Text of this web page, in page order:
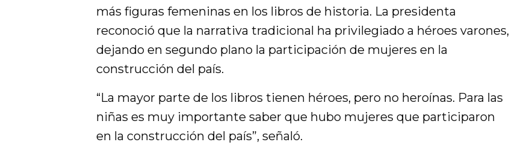
más figuras femeninas en los libros de historia. La presidenta
reconoció que la narrativa tradicional ha privilegiado a héroes varones,
dejando en segundo plano la participación de mujeres en la
construcción del país.
“La mayor parte de los libros tienen héroes, pero no heroínas. Para las
niñas es muy importante saber que hubo mujeres que participaron
en la construcción del país”, señaló.